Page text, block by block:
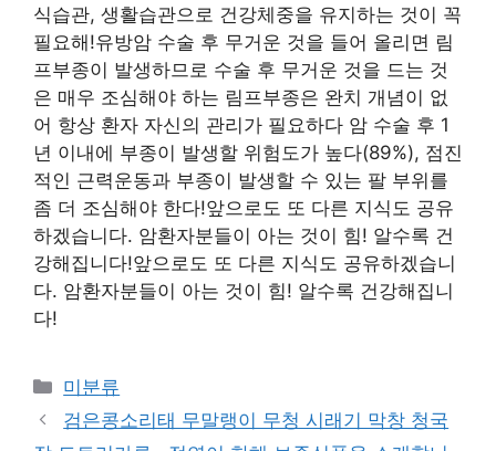
식습관, 생활습관으로 건강체중을 유지하는 것이 꼭
필요해!유방암 수술 후 무거운 것을 들어 올리면 림
프부종이 발생하므로 수술 후 무거운 것을 드는 것
은 매우 조심해야 하는 림프부종은 완치 개념이 없
어 항상 환자 자신의 관리가 필요하다 암 수술 후 1
년 이내에 부종이 발생할 위험도가 높다(89%), 점진
적인 근력운동과 부종이 발생할 수 있는 팔 부위를
좀 더 조심해야 한다!앞으로도 또 다른 지식도 공유
하겠습니다. 암환자분들이 아는 것이 힘! 알수록 건
강해집니다!앞으로도 또 다른 지식도 공유하겠습니
다. 암환자분들이 아는 것이 힘! 알수록 건강해집니
다!
Categories
미분류
검은콩소리태 무말랭이 무청 시래기 막창 청국